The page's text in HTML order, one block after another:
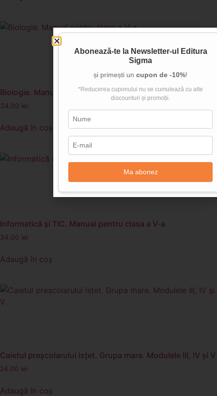
Biologie. Manual pentru clasa a V-a
34.00 lei
Adaugă în coș
Informatică și TIC. Manual pentru clasa a V-a
34.00 lei
Adaugă în coș
Caietul preșcolarului isțet. Grupa mare. Modulele III, IV și V
24.00 lei
Adaugă în coș
Abonează-te la Newsletter-ul Editura
Sigma
și primești un cupon de -10%!
*Reducerea cuponului nu se cumulează cu alte
discounturi și promoții.
Ma abonez